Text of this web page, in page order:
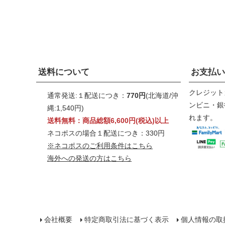
送料について
通常発送:１配送につき： 770円(北海道/沖
縄:1,540円)
送料無料：商品総額6,600円(税込)以上
ネコポスの場合１配送につき：330円
※ネコポスのご利用条件はこちら
海外への発送の方はこちら
お支払
クレジッ
ンビニ・
れます。
会社概要 特定商取引法に基づく表示 個人情報の取